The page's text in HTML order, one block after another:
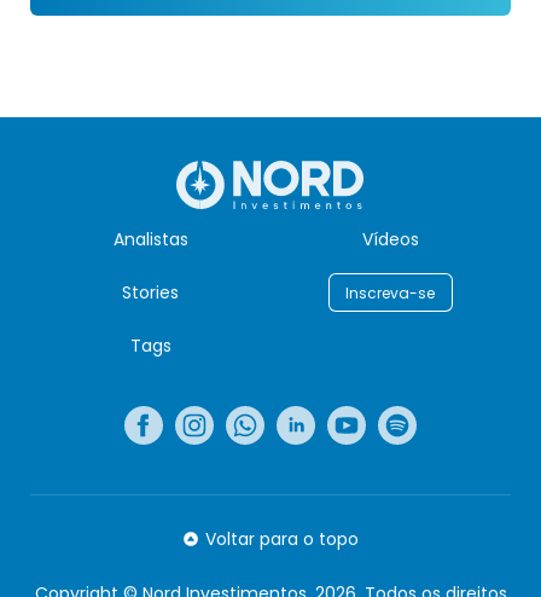
Analistas Vídeos
Stories Inscreva-se
Tags
Voltar para o topo